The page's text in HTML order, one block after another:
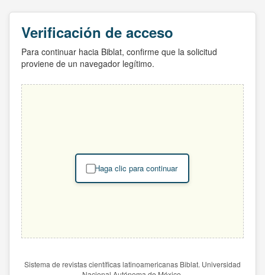
Verificación de acceso
Para continuar hacia Biblat, confirme que la solicitud
proviene de un navegador legítimo.
Haga clic para continuar
Sistema de revistas científicas latinoamericanas Biblat. Universidad